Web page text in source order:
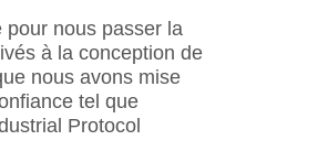
pour nous passer la
à la conception de
nous avons mise
tel que
Protocol